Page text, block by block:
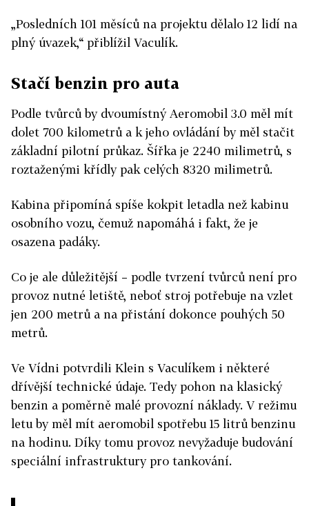
„Posledních 101 měsíců na projektu dělalo 12 lidí na
plný úvazek,“ přiblížil Vaculík.
Stačí benzin pro auta
Podle tvůrců by dvoumístný Aeromobil 3.0 měl mít
dolet 700 kilometrů a k jeho ovládání by měl stačit
základní pilotní průkaz. Šířka je 2240 milimetrů, s
roztaženými křídly pak celých 8320 milimetrů.
Kabina připomíná spíše kokpit letadla než kabinu
osobního vozu, čemuž napomáhá i fakt, že je
osazena padáky.
Co je ale důležitější – podle tvrzení tvůrců není pro
provoz nutné letiště, neboť stroj potřebuje na vzlet
jen 200 metrů a na přistání dokonce pouhých 50
metrů.
Ve Vídni potvrdili Klein s Vaculíkem i některé
dřívější technické údaje. Tedy pohon na klasický
benzin a poměrně malé provozní náklady. V režimu
letu by měl mít aeromobil spotřebu 15 litrů benzinu
na hodinu. Díky tomu provoz nevyžaduje budování
speciální infrastruktury pro tankování.